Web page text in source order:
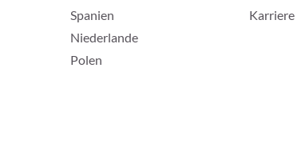
Spanien
Niederlande
Polen
Karriere